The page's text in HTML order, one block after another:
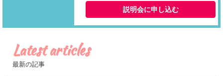
説明会に申し込む
Latest articles
最新の記事